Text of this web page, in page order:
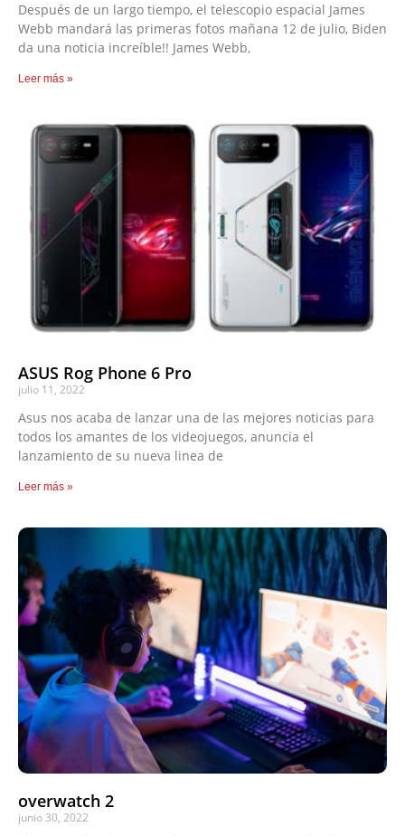
Después de un largo tiempo, el telescopio espacial James
Webb mandará las primeras fotos mañana 12 de julio, Biden
da una noticia increíble!! James Webb,
Leer más »
ASUS Rog Phone 6 Pro
julio 11, 2022
Asus nos acaba de lanzar una de las mejores noticias para
todos los amantes de los videojuegos, anuncia el
lanzamiento de su nueva linea de
Leer más »
overwatch 2
junio 30, 2022